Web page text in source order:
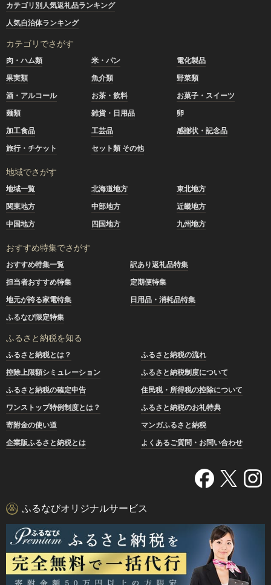
カテゴリ別人気返礼品ランキング
人気自治体ランキング
カテゴリでさがす
肉・ハム類 米・パン
電化製品
果実類
魚介類
野菜類
酒・アルコール
お茶・飲料
お菓子・スイーツ
麺類
雑貨・日用品
卵
加工食品
工芸品
感謝状・記念品
旅行・チケット
セット類 その他
地域でさがす
地域一覧 北海道地方
東北地方
関東地方
中部地方
近畿地方
中国地方
四国地方 九州地方
おすすめ特集でさがす
おすすめ特集一覧
訳あり返礼品特集
担当者おすすめ特集
定期便特集
地元が誇る家電特集
日用品・消耗品特集
ふるなび限定特集
ふるさと納税を知る
ふるさと納税とは？
ふるさと納税の流れ
控除上限額シミュレーション
ふるさと納税制度について
ふるさと納税の確定申告
住民税・所得税の控除について
ワンストップ特例制度とは？
ふるさと納税のお礼特典
寄附金の使い道
マンガふるさと納税
企業版ふるさと納税とは
よくあるご質問・お問い合わせ
ふるなびオリジナルサービス